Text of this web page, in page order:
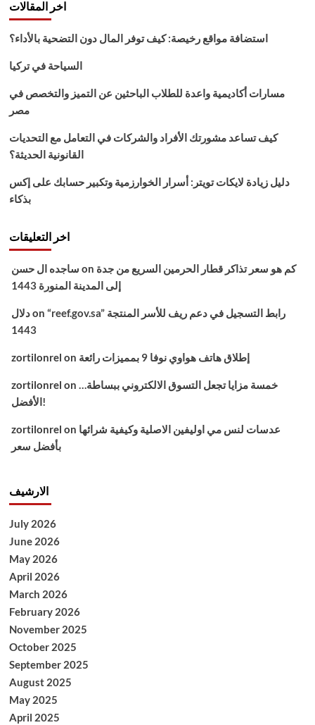
البلاكاخر المقالات
استضافة مواقع رخيصة: كيف توفر المال دون التضحية بالأداء؟
السياحة في تركيا
مسارات أكاديمية واعدة للطلاب الباحثين عن التميز والتخصص في
مصر
كيف تساعد مشورتك الأفراد والشركات في التعامل مع التحديات
القانونية الحديثة؟
دليل زيادة لايكات تويتر: أسرار الخوارزمية وتكبير حسابك على إكس
بذكاء
اخر التعليقات
ساجده ال حسن on كم هو سعر تذاكر قطار الحرمين السريع من جدة
إلى المدينة المنورة 1443
دلالon “reef.gov.sa” رابط التسجيل في دعم ريف للأسر المنتجة
1443
zortilonrel on إطلاق هاتف هواوي نوفا 9 بمميزات رائعة
zortilonrel on خمسة مزايا تجعل التسوق الالكتروني ببساطة…
الأفضل!
zortilonrel on عدسات لنس مي اوليفين الاصلية وكيفية شرائها
بأفضل سعر
الارشيف
July 2026
June 2026
May 2026
April 2026
March 2026
February 2026
November 2025
October 2025
September 2025
August 2025
May 2025
April 2025